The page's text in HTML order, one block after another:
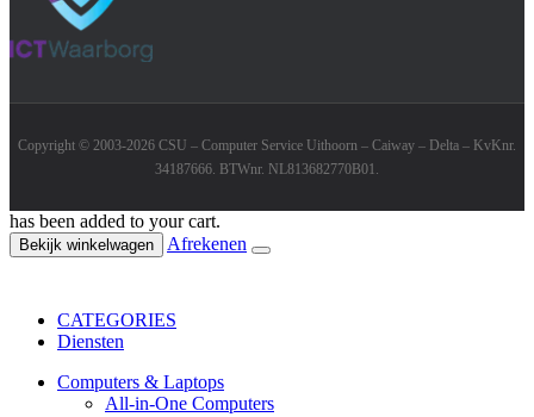
Copyright © 2003-2026 CSU – Computer Service Uithoorn – Caiway – Delta – KvKnr.
34187666. BTWnr. NL813682770B01.
has been added to your cart.
Bekijk winkelwagen Afrekenen
CATEGORIES
Diensten
Computers & Laptops
All-in-One Computers